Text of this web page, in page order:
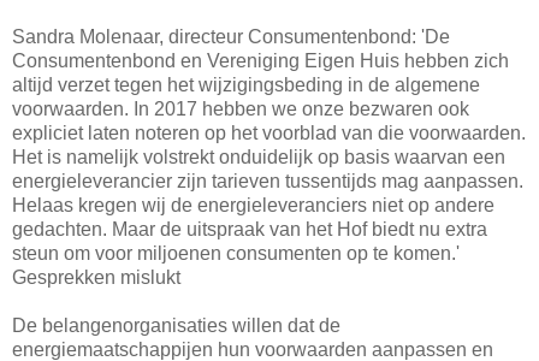
Sandra Molenaar, directeur Consumentenbond: 'De
Consumentenbond en Vereniging Eigen Huis hebben zich
altijd verzet tegen het wijzigingsbeding in de algemene
voorwaarden. In 2017 hebben we onze bezwaren ook
expliciet laten noteren op het voorblad van die voorwaarden.
Het is namelijk volstrekt onduidelijk op basis waarvan een
energieleverancier zijn tarieven tussentijds mag aanpassen.
Helaas kregen wij de energieleveranciers niet op andere
gedachten. Maar de uitspraak van het Hof biedt nu extra
steun om voor miljoenen consumenten op te komen.'
Gesprekken mislukt
De belangenorganisaties willen dat de
energiemaatschappijen hun voorwaarden aanpassen en